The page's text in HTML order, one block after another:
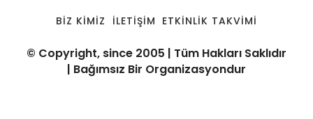
BIZ KIMIZ İLETIŞIM ETKINLIK TAKVIMI
© Copyright, since 2005 | Tüm Hakları Saklıdır
| Bağımsız Bir Organizasyondur